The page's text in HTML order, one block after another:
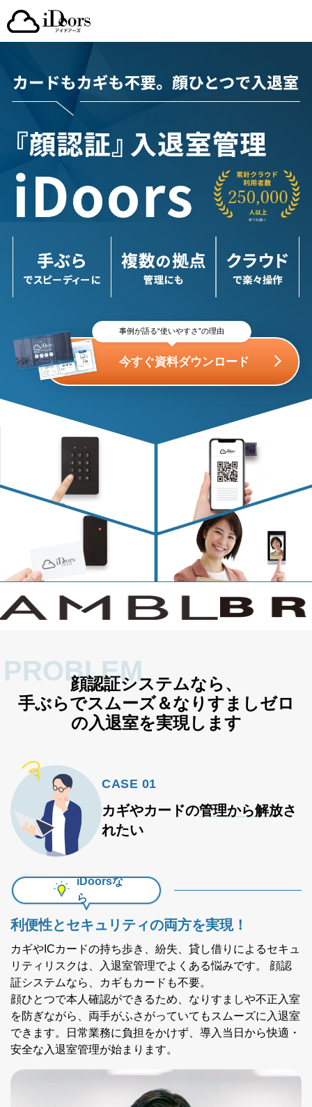
事例が語る“使いやすさ”の理由
今すぐ資料ダウンロード
PROBLEM
顔認証システムなら、
手ぶらでスムーズ＆なりすましゼロ
の入退室を実現します
CASE 01
カギやカードの管理から解放さ
れたい
iDoorsな
ら
利便性とセキュリティの両方を実現！
カギやICカードの持ち歩き、紛失、貸し借りによるセキュ
リティリスクは、入退室管理でよくある悩みです。 顔認
証システムなら、カギもカードも不要。
顔ひとつで本人確認ができるため、なりすましや不正入室
を防ぎながら、両手がふさがっていてもスムーズに入退室
できます。日常業務に負担をかけず、導入当日から快適・
安全な入退室管理が始まります。